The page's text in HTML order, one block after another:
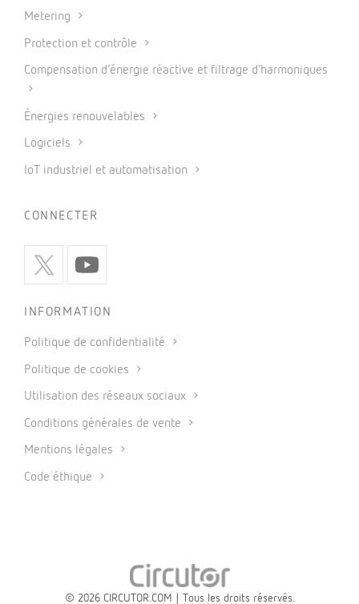
Metering
Protection et contrôle
Compensation d’énergie réactive et filtrage d’harmoniques
Énergies renouvelables
Logiciels
IoT industriel et automatisation
CONNECTER
INFORMATION
Politique de confidentialité
Politique de cookies
Utilisation des réseaux sociaux
Conditions générales de vente
Mentions légales
Code éthique
© 2026 CIRCUTOR.COM | Tous les droits réservés.